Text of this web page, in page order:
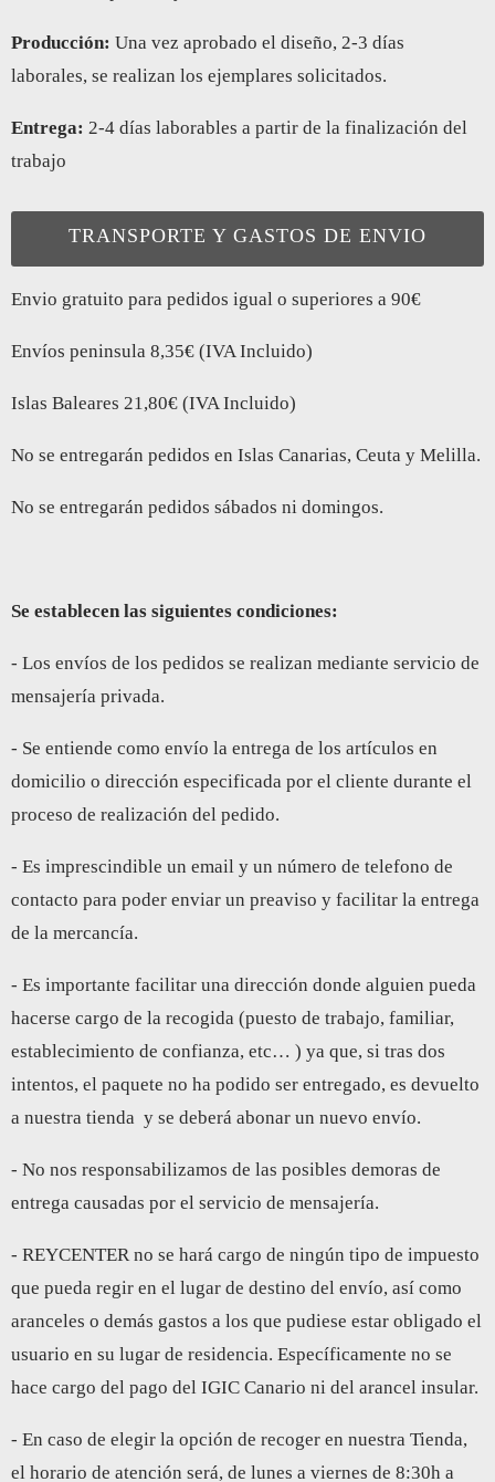
Producción: Una vez aprobado el diseño, 2-3 días
laborales, se realizan los ejemplares solicitados.
Entrega: 2-4 días laborables a partir de la finalización del
trabajo
TRANSPORTE Y GASTOS DE ENVIO
Envio gratuito para pedidos igual o superiores a 90€
Envíos peninsula 8,35€ (IVA Incluido)
Islas Baleares 21,80€ (IVA Incluido)
No se entregarán pedidos en Islas Canarias, Ceuta y Melilla.
No se entregarán pedidos sábados ni domingos.
Se establecen las siguientes condiciones:
- Los envíos de los pedidos se realizan mediante servicio de
mensajería privada.
- Se entiende como envío la entrega de los artículos en
domicilio o dirección especificada por el cliente durante el
proceso de realización del pedido.
- Es imprescindible un email y un número de telefono de
contacto para poder enviar un preaviso y facilitar la entrega
de la mercancía.
- Es importante facilitar una dirección donde alguien pueda
hacerse cargo de la recogida (puesto de trabajo, familiar,
establecimiento de confianza, etc… ) ya que, si tras dos
intentos, el paquete no ha podido ser entregado, es devuelto
a nuestra tienda y se deberá abonar un nuevo envío.
- No nos responsabilizamos de las posibles demoras de
entrega causadas por el servicio de mensajería.
- REYCENTER no se hará cargo de ningún tipo de impuesto
que pueda regir en el lugar de destino del envío, así como
aranceles o demás gastos a los que pudiese estar obligado el
usuario en su lugar de residencia. Específicamente no se
hace cargo del pago del IGIC Canario ni del arancel insular.
- En caso de elegir la opción de recoger en nuestra Tienda,
el horario de atención será, de lunes a viernes de 8:30h a